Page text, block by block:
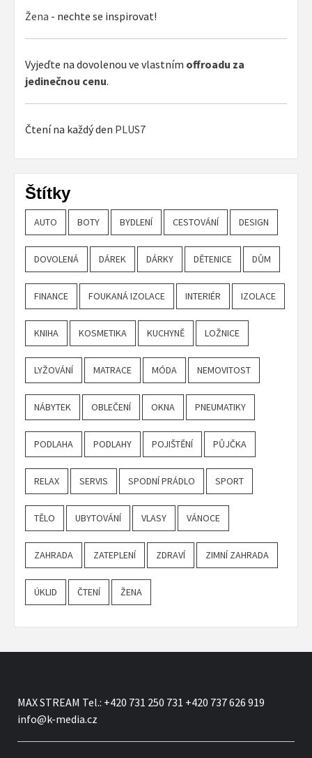
Žena - nechte se inspirovat!
Vyjeďte na dovolenou ve vlastním offroadu za
jedinečnou cenu.
Čtení na každý den PLUS7
Štítky
AUTO BOTY BYDLENÍ CESTOVÁNÍ DESIGN
DOVOLENÁ DÁREK DÁRKY DĚTENICE DŮM
FINANCE FOUKANÁ IZOLACE INTERIÉR IZOLACE
KNIHA KOSMETIKA KUCHYNĚ LOŽNICE
LYŽOVÁNÍ MATRACE MÓDA NEMOVITOST
NÁBYTEK OBLEČENÍ OKNA PNEUMATIKY
PODLAHA PODLAHY POJIŠTĚNÍ PŮJČKA
RELAX SERVIS SPODNÍ PRÁDLO SPORT
TĚLO UBYTOVÁNÍ VLASY VÁNOCE
ZAHRADA ZATEPLENÍ ZDRAVÍ ZIMNÍ ZAHRADA
ÚKLID ČTENÍ ŽENA
MAX STREAM Tel.: +420 731 250 731 +420 737 626 919
info@k-media.cz